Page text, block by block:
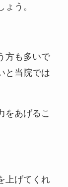
う。
方も多いで
と当院では
をあげるこ
上げてくれ